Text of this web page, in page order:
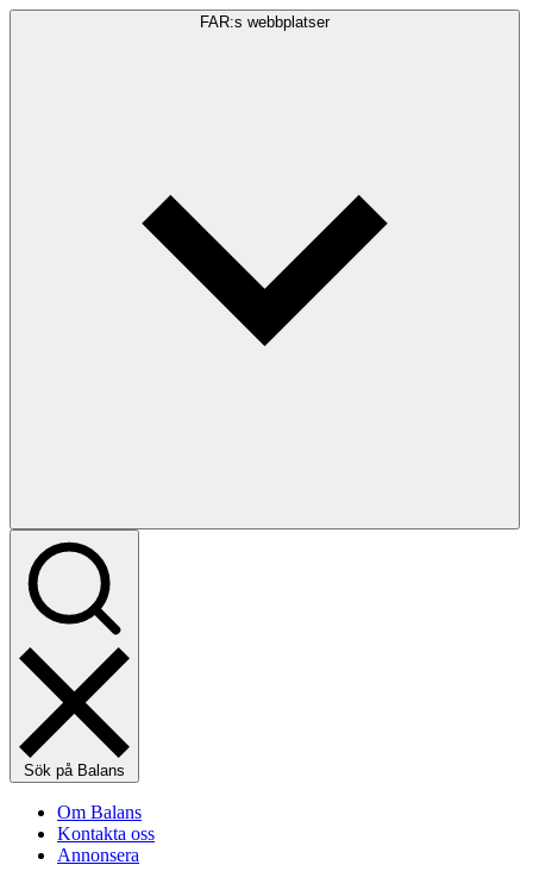
FAR:s webbplatser
Sök på Balans
Om Balans
Kontakta oss
Annonsera